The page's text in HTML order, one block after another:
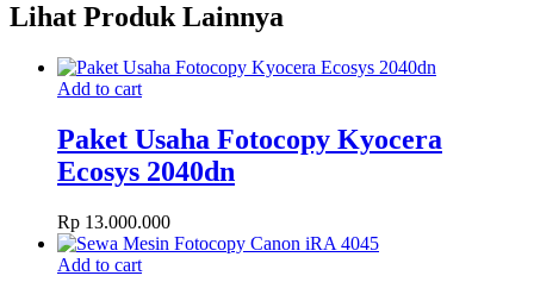
Lihat Produk Lainnya
Add to cart
Paket Usaha Fotocopy Kyocera
Ecosys 2040dn
Rp 13.000.000
Add to cart